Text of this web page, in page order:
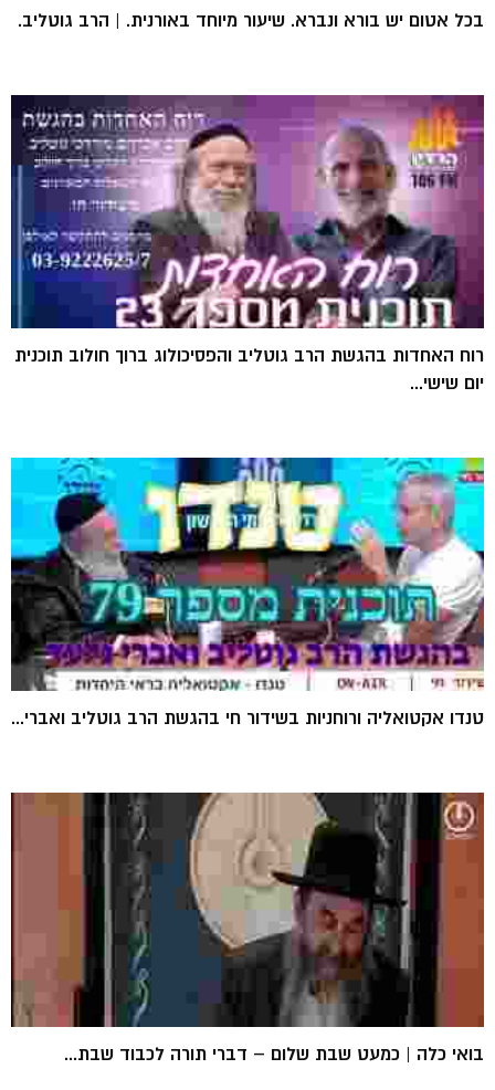
בכל אטום יש בורא ונברא. שיעור מיוחד באורנית. | הרב גוטליב.
רוח האחדות בהגשת הרב גוטליב והפסיכולוג ברוך חולוב תוכנית
יום שישי...
טנדו אקטואליה ורוחניות בשידור חי בהגשת הרב גוטליב ואברי...
בואי כלה | כמעט שבת שלום – דברי תורה לכבוד שבת...